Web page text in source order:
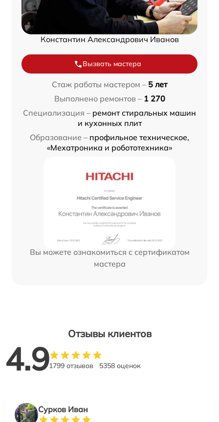
Константин Александрович Иванов
Вызвать мастера
Стаж работы мастером – 5 лет
Выполнено ремонтов – 1 270
Специализация – ремонт стиральных машин
и кухонных плит
Образование – профильное техническое,
«Мехатроника и робототехника»
Вы можете ознакомиться с сертификатом
мастера
Отзывы клиентов
4.91799 отзывов 5358 оценок
Сурков Иван